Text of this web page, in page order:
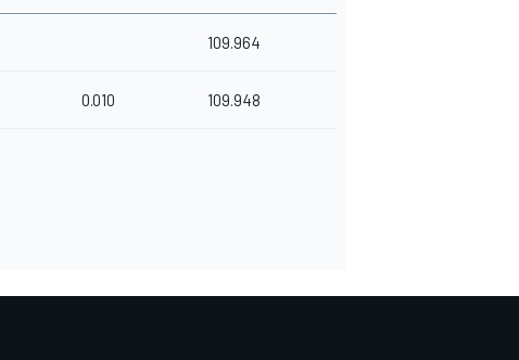
109.964
0.010 109.948